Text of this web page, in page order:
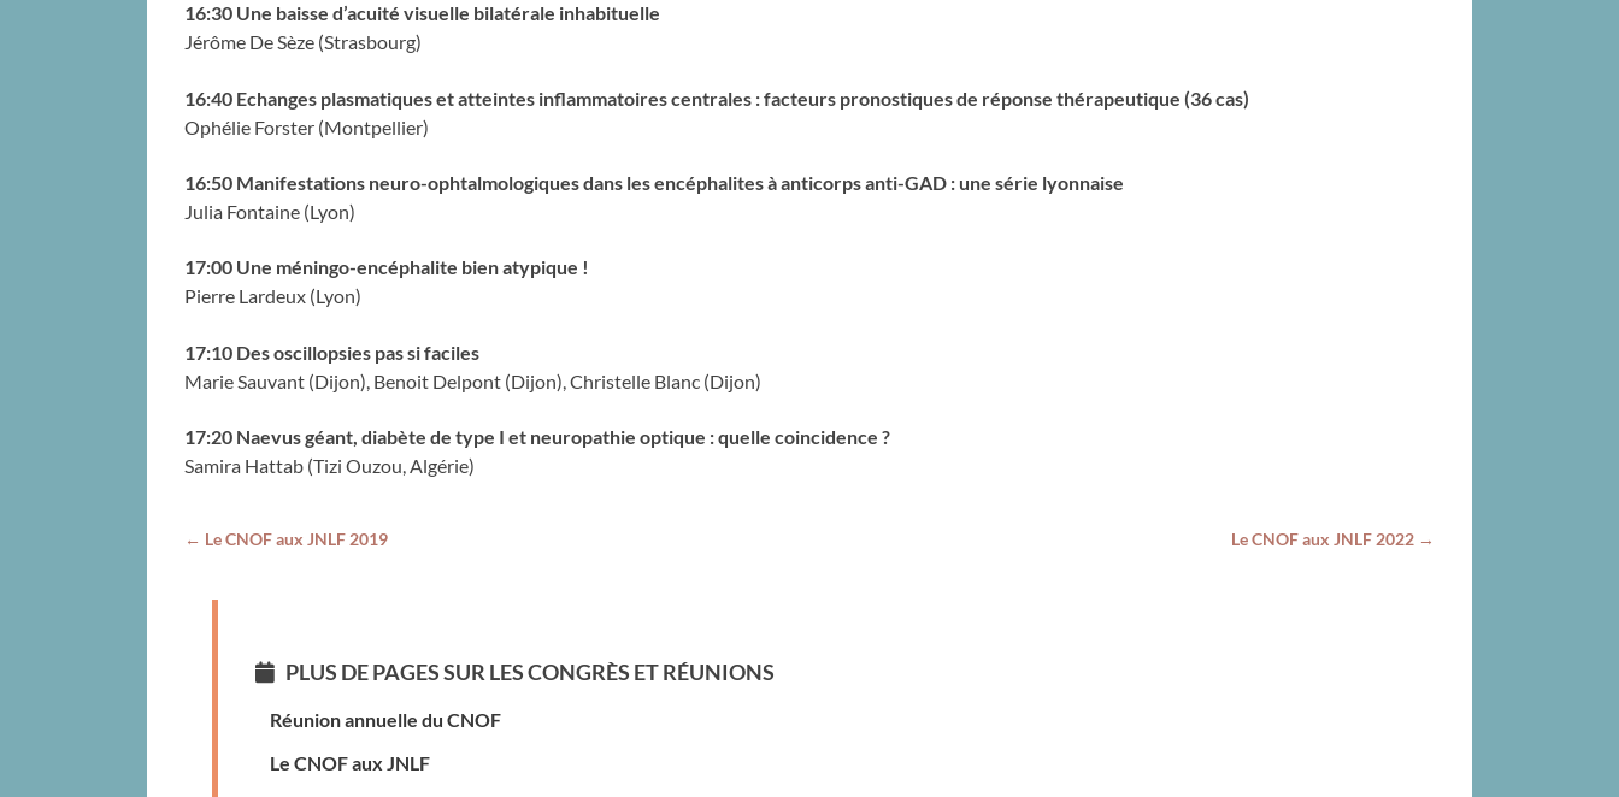
16:30 Une baisse d’acuité visuelle bilatérale inhabituelle
Jérôme De Sèze (Strasbourg)
16:40 Echanges plasmatiques et atteintes inflammatoires centrales : facteurs pronostiques de réponse thérapeutique (36 cas)
Ophélie Forster (Montpellier)
16:50 Manifestations neuro-ophtalmologiques dans les encéphalites à anticorps anti-GAD : une série lyonnaise
Julia Fontaine (Lyon)
17:00 Une méningo-encéphalite bien atypique !
Pierre Lardeux (Lyon)
17:10 Des oscillopsies pas si faciles
Marie Sauvant (Dijon), Benoit Delpont (Dijon), Christelle Blanc (Dijon)
17:20 Naevus géant, diabète de type I et neuropathie optique : quelle coincidence ?
Samira Hattab (Tizi Ouzou, Algérie)
← Le CNOF aux JNLF 2019 Le CNOF aux JNLF 2022 →
PLUS DE PAGES SUR LES CONGRÈS ET RÉUNIONS
Réunion annuelle du CNOF
Le CNOF aux JNLF